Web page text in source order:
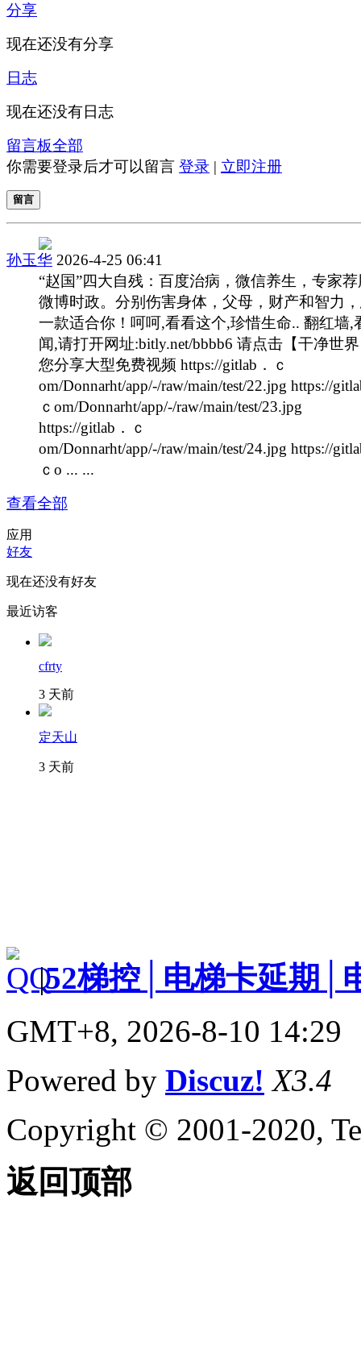
分享
现在还没有分享
日志
现在还没有日志
留言板全部
你需要登录后才可以留言 登录 | 立即注册
留言
孙玉华 2026-4-25 06:41
“赵国”四大自残：百度治病，微信养生，专家
微博时政。分别伤害身体，父母，财产和智力
一款适合你！呵呵,看看这个,珍惜生命.. 翻红墙,
闻,请打开网址:bitly.net/bbbb6 请点击【干净世
您分享大型免费视频 https://gitlab．ｃ
om/Donnarht/app/-/raw/main/test/22.jpg https://
ｃom/Donnarht/app/-/raw/main/test/23.jpg
https://gitlab．ｃ
om/Donnarht/app/-/raw/main/test/24.jpg https://
ｃo ... ...
查看全部
应用
好友
现在还没有好友
最近访客
cfrty
3 天前
定天山
3 天前
|52梯控│电梯卡延期│
GMT+8, 2026-8-10 14:29
Powered by Discuz! X3.4
Copyright © 2001-2020,
返回顶部